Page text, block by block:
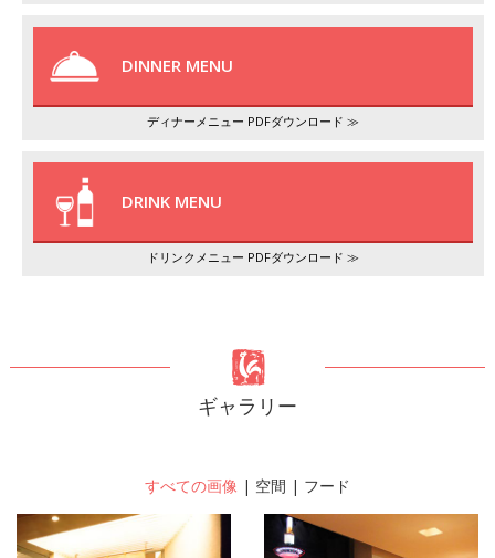
DINNER MENU
ディナーメニュー PDFダウンロード ≫
DRINK MENU
ドリンクメニュー PDFダウンロード ≫
ギャラリー
すべての画像 | 空間 | フード